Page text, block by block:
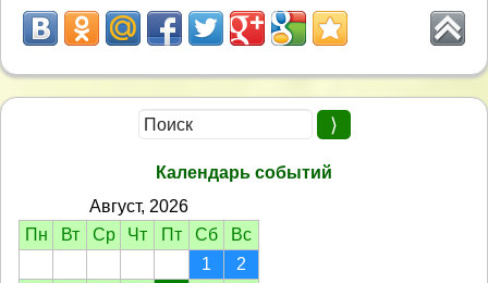
Календарь событий
Август, 2026
Пн
Вт Ср Чт Пт Сб
Вс
1
2